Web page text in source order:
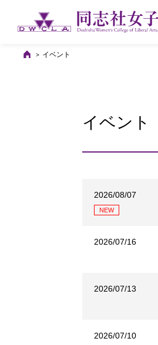
イベント
イベント
2026/08/07
NEW
2026/07/16
2026/07/13
2026/07/10